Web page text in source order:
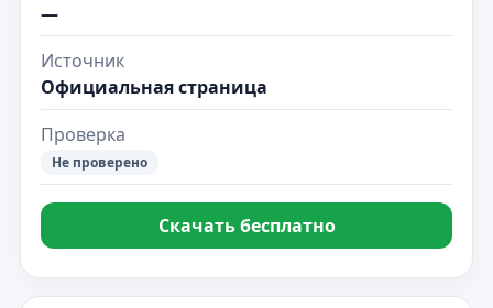
—
Источник
Официальная страница
Проверка
Не проверено
Скачать бесплатно